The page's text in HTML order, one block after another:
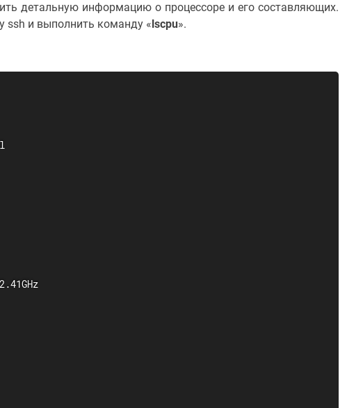
детальную информацию о процессоре и его составляющих.
ssh и выполнить команду «lscpu».